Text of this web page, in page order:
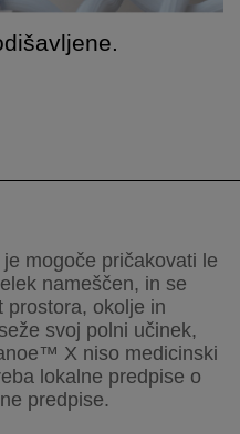
mogoče pričakovati le
nameščen, in se
prostora, okolje in
svoj polni učinek,
X niso medicinski
lokalne predpise o
predpise.